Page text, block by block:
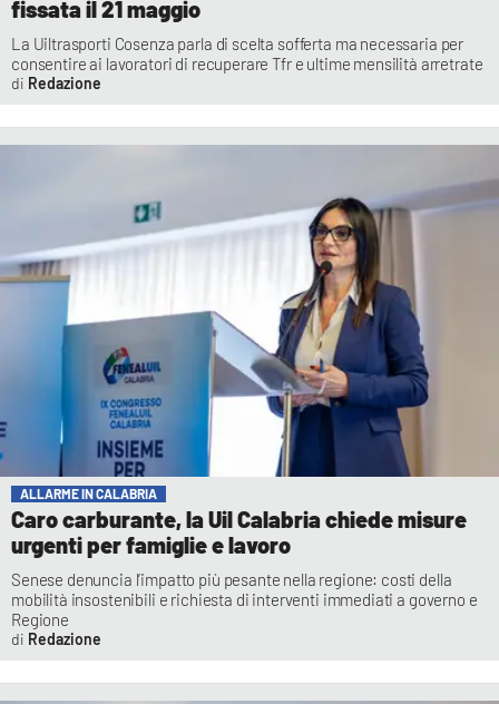
fissata il 21 maggio
La Uiltrasporti Cosenza parla di scelta sofferta ma necessaria per
consentire ai lavoratori di recuperare Tfr e ultime mensilità arretrate
Redazione
ALLARME IN CALABRIA
Caro carburante, la Uil Calabria chiede misure
urgenti per famiglie e lavoro
Senese denuncia l’impatto più pesante nella regione: costi della
mobilità insostenibili e richiesta di interventi immediati a governo e
Regione
Redazione